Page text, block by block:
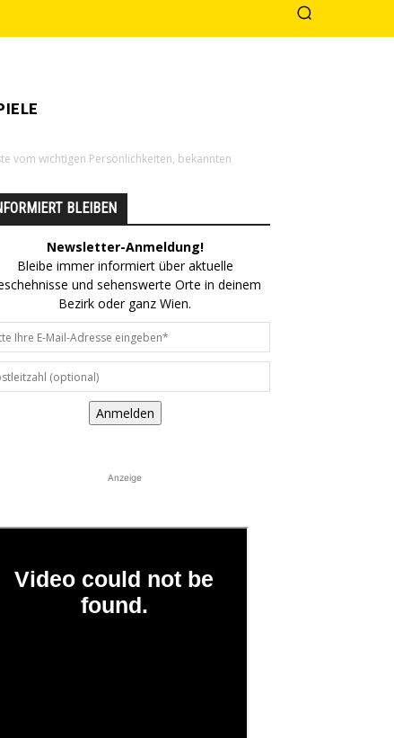
vom wichtigen Persönlichkeiten, bekannten
BLEIBEN
Newsletter-Anmeldung!
Bleibe immer informiert über aktuelle
und sehenswerte Orte in deinem
Bezirk oder ganz Wien.
Anmelden
Anzeige